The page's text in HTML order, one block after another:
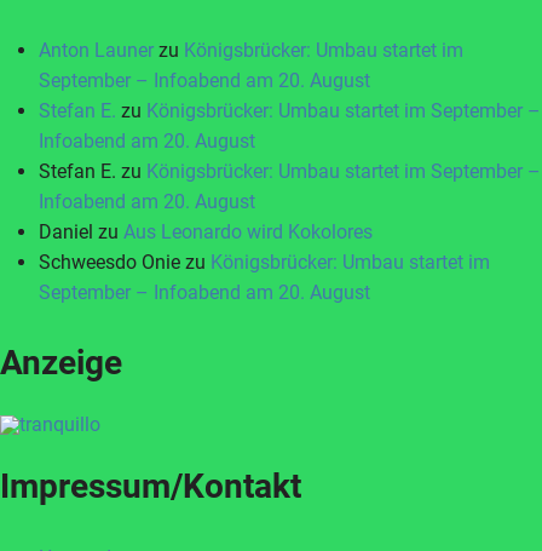
Anton Launer zu Königsbrücker: Umbau startet im
September – Infoabend am 20. August
Stefan E. zu Königsbrücker: Umbau startet im September –
Infoabend am 20. August
Stefan E. zu Königsbrücker: Umbau startet im September –
Infoabend am 20. August
Daniel zu Aus Leonardo wird Kokolores
Schweesdo Onie zu Königsbrücker: Umbau startet im
September – Infoabend am 20. August
Anzeige
Impressum/Kontakt